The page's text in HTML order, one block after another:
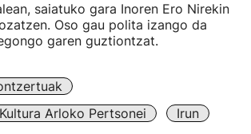
saiatuko gara Inoren Ero Nirekin
Oso gau polita izango da
garen guztiontzat.
Arloko Pertsonei
Irun